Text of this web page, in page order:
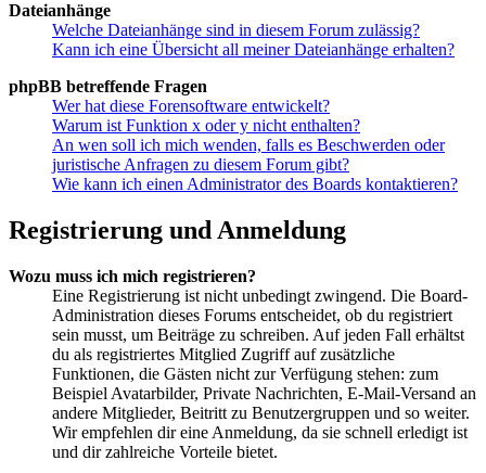
Dateianhänge
Welche Dateianhänge sind in diesem Forum zulässig?
Kann ich eine Übersicht all meiner Dateianhänge erhalten?
phpBB betreffende Fragen
Wer hat diese Forensoftware entwickelt?
Warum ist Funktion x oder y nicht enthalten?
An wen soll ich mich wenden, falls es Beschwerden oder
juristische Anfragen zu diesem Forum gibt?
Wie kann ich einen Administrator des Boards kontaktieren?
Registrierung und Anmeldung
Wozu muss ich mich registrieren?
Eine Registrierung ist nicht unbedingt zwingend. Die Board-
Administration dieses Forums entscheidet, ob du registriert
sein musst, um Beiträge zu schreiben. Auf jeden Fall erhältst
du als registriertes Mitglied Zugriff auf zusätzliche
Funktionen, die Gästen nicht zur Verfügung stehen: zum
Beispiel Avatarbilder, Private Nachrichten, E-Mail-Versand an
andere Mitglieder, Beitritt zu Benutzergruppen und so weiter.
Wir empfehlen dir eine Anmeldung, da sie schnell erledigt ist
und dir zahlreiche Vorteile bietet.